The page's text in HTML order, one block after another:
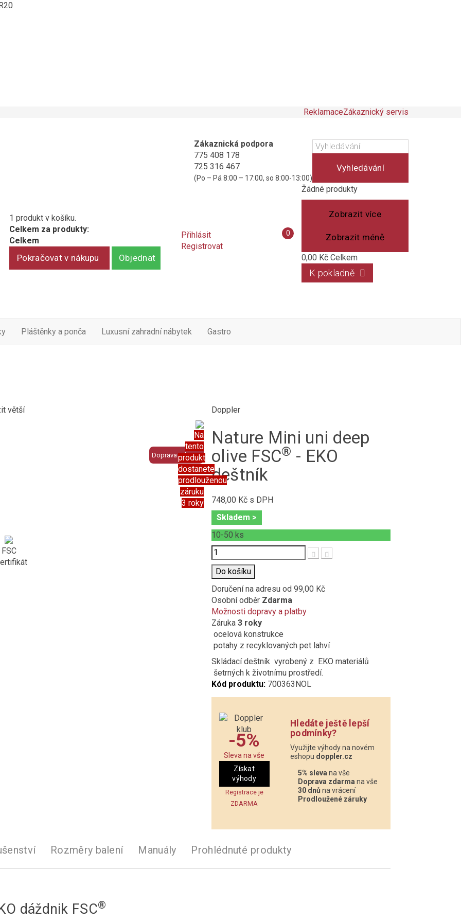
ReklamaceZákaznický servis
Zákaznická podpora
775 408 178
725 316 467
(Po – Pá 8:00 – 17:00, so 8:00-13:00)
Vyhledávání
Košík
(prázdný)
Žádné produkty
Zobrazit více
Zobrazit méně
0,00 Kč Celkem
K pokladně
1 produkt v košíku.
Celkem za produkty:
Celkem
Pokračovat v nákupu Objednat
Přihlásit
Registrovat
Porovnání
0
Pláštěnky a ponča Luxusní zahradní nábytek Gastro
Doprava zdarma
Na
tento
produkt
dostanete
prodlouženou
záruku
3 roky
FSC
větší Doppler
Nature Mini uni deep
olive FSC® - EKO
deštník
748,00 Kčs DPH
Skladem >
10-50 ks
Počet
Do košíku
Doručení na adresu od 99,00 Kč
Osobní odběr Zdarma
Možnosti dopravy a platby
Záruka 3 roky
ocelová konstrukce
potahy z recyklovaných pet lahví
Skládací deštník vyrobený z EKO materiálů
šetrných k životnímu prostředí.
Kód produktu: 700363NOL
-5%
Sleva na vše
Získat
výhody
Registrace je
ZDARMA
Hledáte ještě lepší
podmínky?
Využijte výhody na novém
eshopu doppler.cz
5% sleva na vše
Doprava zdarma na vše
30 dnů na vrácení
Prodloužené záruky
Rozměry balení Manuály Prohlédnuté produkty
dáždnik FSC®